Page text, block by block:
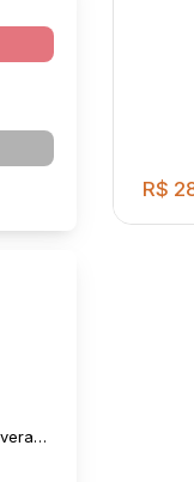
Parque Residencial Primavera (1)
R$